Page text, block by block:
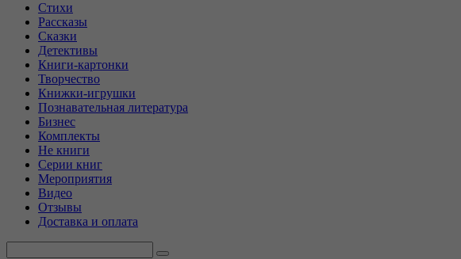
Стихи
Рассказы
Сказки
Детективы
Книги-картонки
Творчество
Книжки-игрушки
Познавательная литература
Бизнес
Комплекты
Не книги
Серии книг
Мероприятия
Видео
Отзывы
Доставка и оплата